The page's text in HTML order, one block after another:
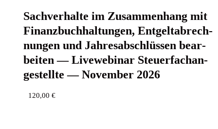
Sach­ver­hal­te im Zusam­men­hang mit
Finanz­buch­hal­tun­gen, Ent­gelt­ab­rech­
nun­gen und Jah­res­ab­schlüs­sen bear­
bei­ten — Live­web­i­nar Steu­er­fach­an­
ge­stell­te — Novem­ber 2026
120,00 €